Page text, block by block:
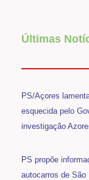
Últimas
PS/Açores
esquecida pelo
investigação
PS propõe
autocarros de São